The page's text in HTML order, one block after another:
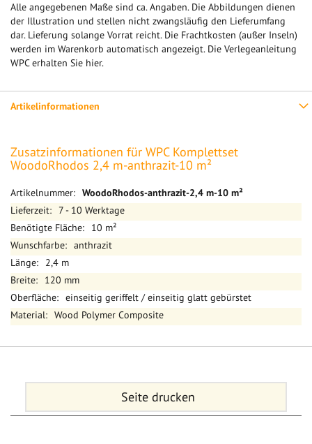
Alle angegebenen Maße sind ca. Angaben. Die Abbildungen dienen
der Illustration und stellen nicht zwangsläufig den Lieferumfang
dar. Lieferung solange Vorrat reicht. Die Frachtkosten (außer Inseln)
werden im Warenkorb automatisch angezeigt. Die Verlegeanleitung
WPC erhalten Sie hier.
Artikelinformationen
Zusatzinformationen für WPC Komplettset
WoodoRhodos 2,4 m-anthrazit-10 m²
Mehr
Informationen
WoodoRhodos-anthrazit-2,4 m-10 m²
7 - 10 Werktage
10 m²
anthrazit
2,4 m
120 mm
einseitig geriffelt / einseitig glatt gebürstet
Wood Polymer Composite
Seite drucken